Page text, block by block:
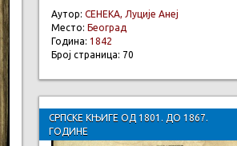
Аутор: СЕНЕКА, Луције Анеј
Место: Београд
Година: 1842
Број страница: 70
СРПСКЕ КЊИГЕ ОД 1801. ДО 1867.
ГОДИНЕ